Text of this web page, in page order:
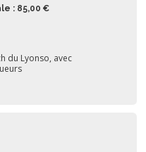
: 85,00 €
du Lyonso, avec